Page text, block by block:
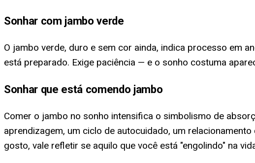
Sonhar com jambo verde
O jambo verde, duro e sem cor ainda, indica processo em
está preparado. Exige paciência — e o sonho costuma
Sonhar que está comendo jambo
Comer o jambo no sonho intensifica o simbolismo de
aprendizagem, um ciclo de autocuidado, um
gosto, vale refletir se aquilo que você está "engolindo" na